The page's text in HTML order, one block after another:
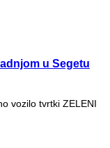
u Segetu
vozilo tvrtki ZELENI